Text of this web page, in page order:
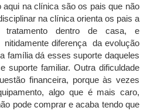
aqui na clínica são os pais que não
na clínica orienta os pais a
tratamento dentro de casa, e
diferença da evolução
família dá esses suporte daqueles
suporte familiar. Outra dificuldade
financeira, porque às vezes
algo que é mais caro,
pode comprar e acaba tendo que